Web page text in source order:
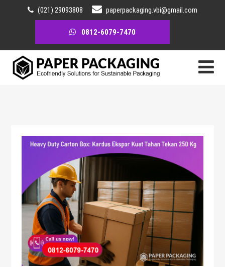
(021) 29093808 paperpackaging.vbi@gmail.com
0812-6079-7470